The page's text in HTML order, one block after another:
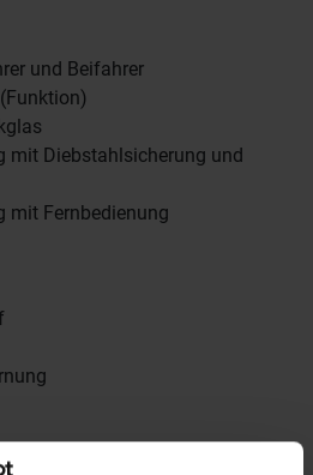
und Beifahrer
mit Diebstahlsicherung und
mit Fernbedienung